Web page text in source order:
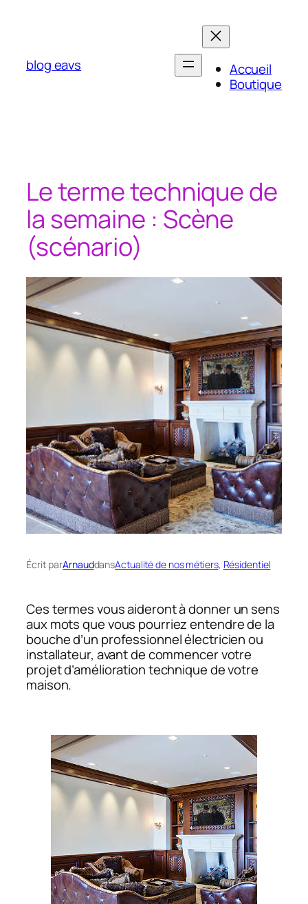
blog eavs
Accueil
Boutique
Le terme technique de
la semaine : Scène
(scénario)
Écrit parArnauddansActualité de nos métiers, Résidentiel
Ces termes vous aideront à donner un sens
aux mots que vous pourriez entendre de la
bouche d’un professionnel électricien ou
installateur, avant de commencer votre
projet d’amélioration technique de votre
maison.